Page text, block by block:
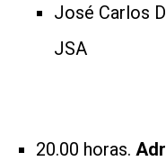
José Carlos
JSA
20.00 horas.